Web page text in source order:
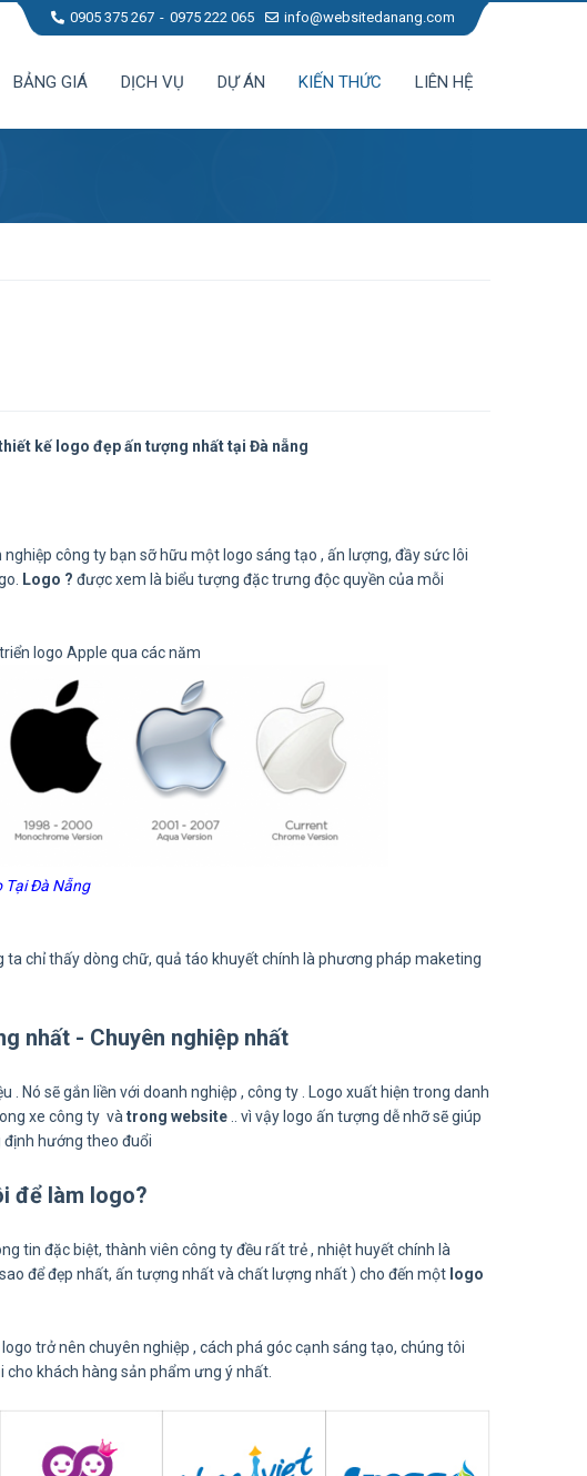
0905 375 267 0975 222 065 info@websitedanang.com
BẢNG GIÁ DỊCH VỤ DỰ ÁN KIẾN THỨC LIÊN HỆ
kế logo đẹp ấn tượng nhất tại Đà nẵng
công ty bạn sỡ hữu một logo sáng tạo , ấn lượng, đầy sức lôi
Logo ? được xem là biểu tượng đặc trưng độc quyền của mỗi
logo Apple qua các năm
Tại Đà Nẵng
chỉ thấy dòng chữ, quả táo khuyết chính là phương pháp maketing
nhất - Chuyên nghiệp nhất
Nó sẽ gắn liền với doanh nghiệp , công ty . Logo xuất hiện trong danh
xe công ty và trong website .. vì vậy logo ấn tượng dễ nhỡ sẽ giúp
hướng theo đuổi
để làm logo?
tin đặc biệt, thành viên công ty đều rất trẻ , nhiệt huyết chính là
để đẹp nhất, ấn tượng nhất và chất lượng nhất ) cho đến một logo
trở nên chuyên nghiệp , cách phá góc cạnh sáng tạo, chúng tôi
khách hàng sản phẩm ưng ý nhất.